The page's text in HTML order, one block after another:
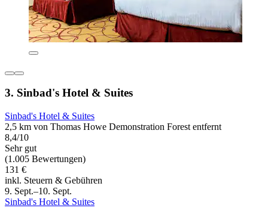
3. Sinbad's Hotel & Suites
Sinbad's Hotel & Suites
2,5 km von Thomas Howe Demonstration Forest entfernt
8,4/10
Sehr gut
(1.005 Bewertungen)
131 €
inkl. Steuern & Gebühren
9. Sept.–10. Sept.
Sinbad's Hotel & Suites